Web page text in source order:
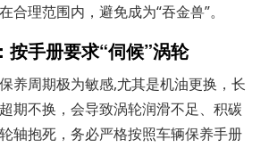
合理范围内，避免成为“吞金兽”。
按手册要求“伺候”涡轮
养周期极为敏感,尤其是机油更换，长
期不换，会导致涡轮润滑不足、积碳
轴抱死，务必严格按照车辆保养手册